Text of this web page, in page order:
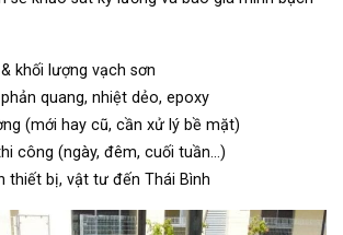
khối lượng vạch sơn
quang, nhiệt dẻo, epoxy
(mới hay cũ, cần xử lý bề mặt)
công (ngày, đêm, cuối tuần…)
thiết bị, vật tư đến Thái Bình